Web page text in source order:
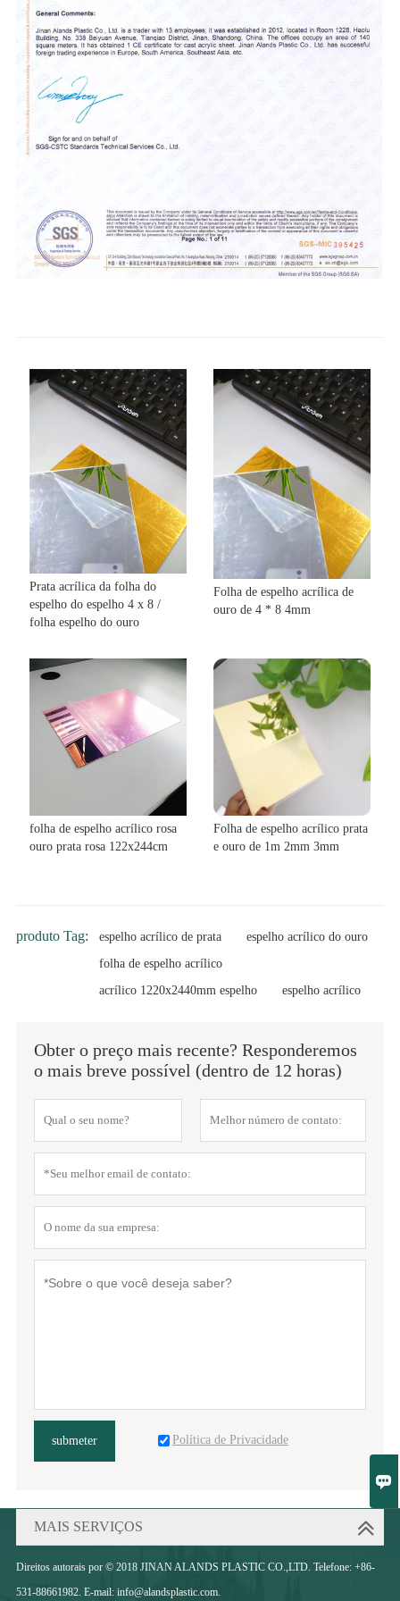

Prata acrílica da folha do
espelho do espelho 4 x 8 /
folha espelho do ouro
Folha de espelho acrílica de
ouro de 4 * 8 4mm
folha de espelho acrílico rosa
ouro prata rosa 122x244cm
Folha de espelho acrílico prata
e ouro de 1m 2mm 3mm
produto Tag: espelho acrílico de prata
espelho acrílico do ouro
folha de espelho acrílico
acrílico 1220x2440mm espelho
espelho acrílico
Obter o preço mais recente? Responderemos
o mais breve possível (dentro de 12 horas)
submeter Política de Privacidade
MAIS SERVIÇOS
Direitos autorais por © 2018 JINAN ALANDS PLASTIC CO.,LTD. Telefone: +86-
531-88661982. E-mail: info@alandsplastic.com.